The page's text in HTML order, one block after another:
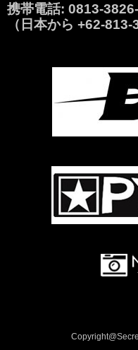
携帯電話: 0813-
（日本から +62-813-